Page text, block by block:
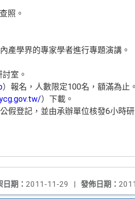
照。
產學界的專家學者進行專題演講。
室。
）報名，人數限定100名，額滿為止。
）下載。
假登記，並由承辦單位核發6小時
發佈日期：
日期： 2011-11-29 |